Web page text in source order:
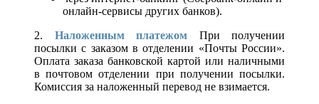
онлайн-сервисы других банков).
2. Наложенным платежом При получении
посылки с заказом в отделении «Почты России».
Оплата заказа банковской картой или наличными
в почтовом отделении при получении посылки.
Комиссия за наложенный перевод не взимается.